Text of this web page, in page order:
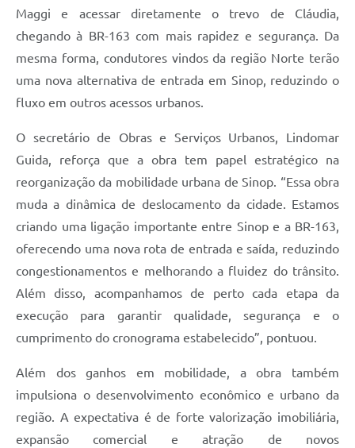
Maggi e acessar diretamente o trevo de Cláudia,
chegando à BR-163 com mais rapidez e segurança. Da
mesma forma, condutores vindos da região Norte terão
uma nova alternativa de entrada em Sinop, reduzindo o
fluxo em outros acessos urbanos.
O secretário de Obras e Serviços Urbanos, Lindomar
Guida, reforça que a obra tem papel estratégico na
reorganização da mobilidade urbana de Sinop. “Essa obra
muda a dinâmica de deslocamento da cidade. Estamos
criando uma ligação importante entre Sinop e a BR-163,
oferecendo uma nova rota de entrada e saída, reduzindo
congestionamentos e melhorando a fluidez do trânsito.
Além disso, acompanhamos de perto cada etapa da
execução para garantir qualidade, segurança e o
cumprimento do cronograma estabelecido”, pontuou.
Além dos ganhos em mobilidade, a obra também
impulsiona o desenvolvimento econômico e urbano da
região. A expectativa é de forte valorização imobiliária,
expansão comercial e atração de novos